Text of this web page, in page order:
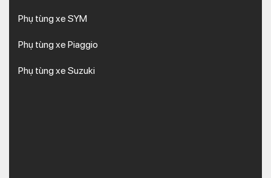
Phụ tùng xe SYM
Phụ tùng xe Piaggio
Phụ tùng xe Suzuki